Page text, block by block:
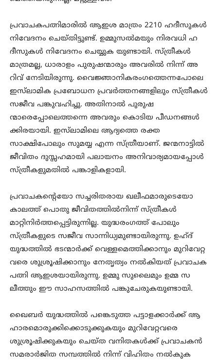
പ്രവാചകപത്നിമാരിൽ ആഇശ മാത്രം 2210 ഹദീസുകൾ
നിവേദനം ചെയ്തിട്ടുണ്ട്. ഉമ്മുസൽമയും നിരവധി ഹ
ദീസുകൾ നിവേദനം ചെയ്യുക യുണ്ടായി. സ്ത്രീകൾ
മാത്രമല്ല, ധാരാളം പുരുഷന്മാരും അവരിൽ നിന്ന് അ
റിവ് നേടിയിരുന്നു. വൈജ്ഞാനികരംഗത്തെന്നപോലെ
ഇസ്‌ലാമിക പ്രബോധന പ്രവർത്തനങ്ങളിലും സ്ത്രീകൾ
സജീവ പങ്കുവഹിച്ചു. അതിനാൽ പുരുഷ
ന്മാരെപ്പോലെത്തന്നെ അവരും കൊടിയ പീഡനങ്ങൾ
ക്കിരയായി. ഇസ്‌ലാമിലെ ആദ്യത്തെ രക്ത
സാക്ഷിപോലും സുമയ്യ എന്ന സ്ത്രീയാണ്. ജന്മനാട്ടിൽ
ജീവിതം ദുസ്സഹമായി പലായനം അനിവാര്യമായപ്പോൾ
സ്ത്രീകളുമതിൽ പങ്കാളികളായി.
പ്രവാചകന്റെയോ സച്ചരിതരായ ഖലീഫമാരുടെയോ
കാലത്ത് പൊതു ജീവിതത്തിൽനിന്ന് സ്ത്രീകൾ
മാറ്റിനിർത്തപ്പെട്ടിരുന്നില്ല. യുദ്ധരംഗത്ത് പോലും
സ്ത്രീകളുടെ സജീവ സാന്നിധ്യമുണ്ടായിരുന്നു. ഉഹ്ദ്
യുദ്ധത്തിൽ ഭടന്മാർക്ക് വെള്ളമെത്തിക്കാനും മുറിവേറ്റ
വരെ ശുശ്രൂഷിക്കാനും നേതൃത്വം നൽകിയത് പ്രവാചക
പത്നി ആഇശയായിരുന്നു. ഉമ്മു സുലൈമും ഉമ്മ സ
ലീത്തും ഈ സാഹസത്തിൽ പങ്കുചേരുകയുണ്ടായി.
ഖൈബർ യുദ്ധത്തിൽ പങ്കെടുത്ത പട്ടാളക്കാർക്ക് ആ
ഹാരമൊരുക്കിക്കൊടുക്കുകയും മുറിവേറ്റവരെ
ശുശ്രൂഷിക്കുകയും ചെയ്ത വനിതകൾക്ക് പ്രവാചകൻ
സമരാർജിത സമ്പത്തിൽ നിന്ന് വിഹിതം നൽകുക